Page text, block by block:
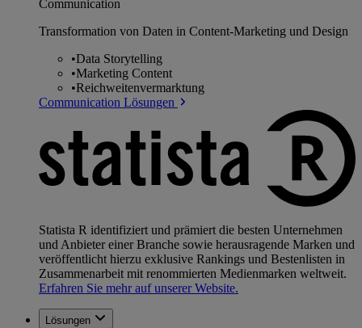
Communication
Transformation von Daten in Content-Marketing und Design
•Data Storytelling
•Marketing Content
•Reichweitenvermarktung
Communication Lösungen
Statista R identifiziert und prämiert die besten Unternehmen
und Anbieter einer Branche sowie herausragende Marken und
veröffentlicht hierzu exklusive Rankings und Bestenlisten in
Zusammenarbeit mit renommierten Medienmarken weltweit.
Erfahren Sie mehr auf unserer Website.
Lösungen